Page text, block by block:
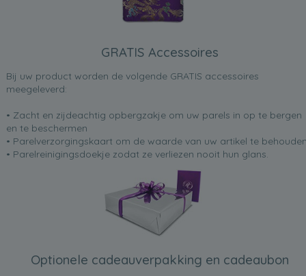
GRATIS Accessoires
Bij uw product worden de volgende GRATIS accessoires
meegeleverd:
• Zacht en zijdeachtig opbergzakje om uw parels in op te bergen
en te beschermen
• Parelverzorgingskaart om de waarde van uw artikel te
• Parelreinigingsdoekje zodat ze verliezen nooit hun glans.
Optionele cadeauverpakking en cadeaubon